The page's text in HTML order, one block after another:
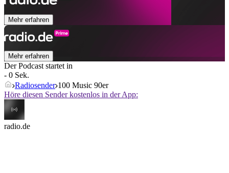
Mehr erfahren
Mehr erfahren
Der Podcast startet in
- 0 Sek.
Radiosender 100 Music 90er
Höre diesen Sender kostenlos in der App:
radio.de